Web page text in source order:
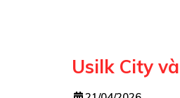
Usilk City